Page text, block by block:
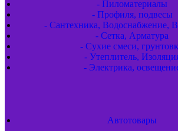
- Пиломатериалы
- Профиля, подвесы
- Сантехника, Водоснабжение,
- Сетка, Арматура
- Сухие смеси,
- Утеплитель,
- Электрика,
Автотовары